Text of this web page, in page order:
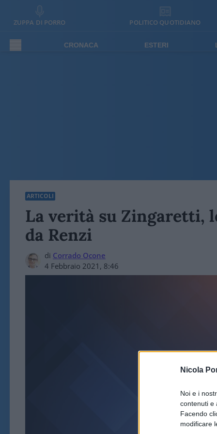
Nicola
Noi e i
contenuti e
Facendo
modificare
ZUPPA DI PORRO POLITICO QUOTIDIANO
CRONACA ESTERI
ARTICOLI
La verità su Zingaretti,
da Renzi
di Corrado Ocone
4 Febbraio 2021, 8:46